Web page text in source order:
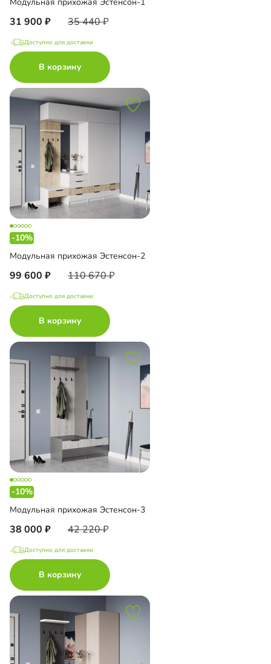
31 900 35 440
Доступно для доставки
В корзину
-10%
Модульная прихожая Эстенсон-2
99 600 110 670
Доступно для доставки
В корзину
-10%
Модульная прихожая Эстенсон-3
38 000 42 220
Доступно для доставки
В корзину